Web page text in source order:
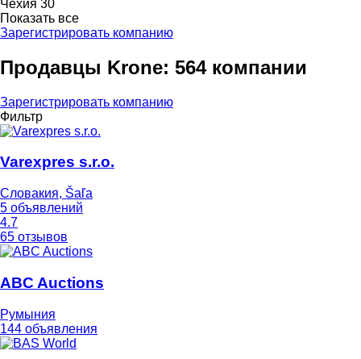
Чехия 30
Показать все
Зарегистрировать компанию
Продавцы Krone: 564 компании
Зарегистрировать компанию
Фильтр
Varexpres s.r.o.
Словакия, Šaľa
5 объявлений
4.7
65 отзывов
ABC Auctions
Румыния
144 объявления